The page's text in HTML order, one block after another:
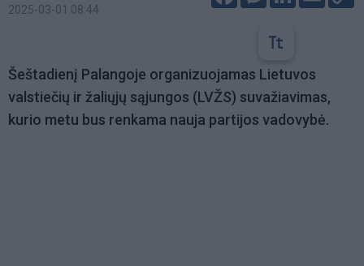
2025-03-01 08:44
Šeštadienį Palangoje organizuojamas Lietuvos
valstiečių ir žaliųjų sąjungos (LVŽS) suvažiavimas,
kurio metu bus renkama nauja partijos vadovybė.